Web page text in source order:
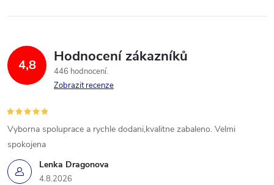
4,8 Hodnocení zákazníků
446 hodnocení
Zobrazit recenze
Lenka Dragonova
4.8.2026
Vyborna spoluprace a rychle dodani,kvalitne zabaleno. Velmi
spokojena